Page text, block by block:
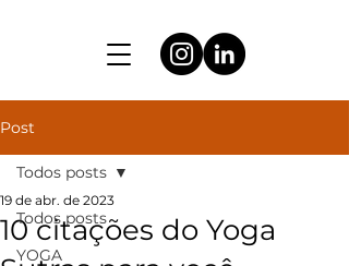
Post
Todos posts
YOGA
Todos posts
10 citações do Yoga
19 de abr. de 2023